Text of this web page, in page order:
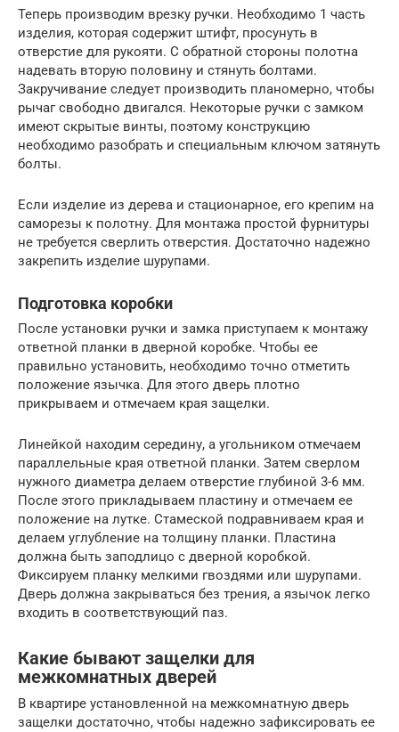
Теперь производим врезку ручки. Необходимо 1 часть
изделия, которая содержит штифт, просунуть в
отверстие для рукояти. С обратной стороны полотна
надевать вторую половину и стянуть болтами.
Закручивание следует производить планомерно, чтобы
рычаг свободно двигался. Некоторые ручки с замком
имеют скрытые винты, поэтому конструкцию
необходимо разобрать и специальным ключом затянуть
болты.
Если изделие из дерева и стационарное, его крепим на
саморезы к полотну. Для монтажа простой фурнитуры
не требуется сверлить отверстия. Достаточно надежно
закрепить изделие шурупами.
Подготовка коробки
После установки ручки и замка приступаем к монтажу
ответной планки в дверной коробке. Чтобы ее
правильно установить, необходимо точно отметить
положение язычка. Для этого дверь плотно
прикрываем и отмечаем края защелки.
Линейкой находим середину, а угольником отмечаем
параллельные края ответной планки. Затем сверлом
нужного диаметра делаем отверстие глубиной 3-6 мм.
После этого прикладываем пластину и отмечаем ее
положение на лутке. Стамеской подравниваем края и
делаем углубление на толщину планки. Пластина
должна быть заподлицо с дверной коробкой.
Фиксируем планку мелкими гвоздями или шурупами.
Дверь должна закрываться без трения, а язычок легко
входить в соответствующий паз.
Какие бывают защелки для
межкомнатных дверей
В квартире установленной на межкомнатную дверь
защелки достаточно, чтобы надежно зафиксировать ее